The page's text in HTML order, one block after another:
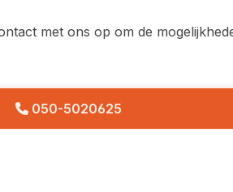
met ons op om de
050-5020625